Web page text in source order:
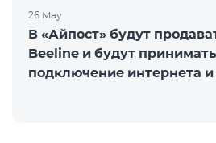
26 May
В «Айпост» будут
Beeline и будут
подключение интернета